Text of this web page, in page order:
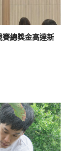
總獎金高達新